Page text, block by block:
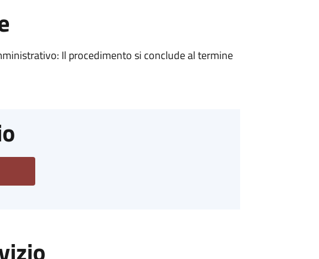
Il procedimento si conclude al termine